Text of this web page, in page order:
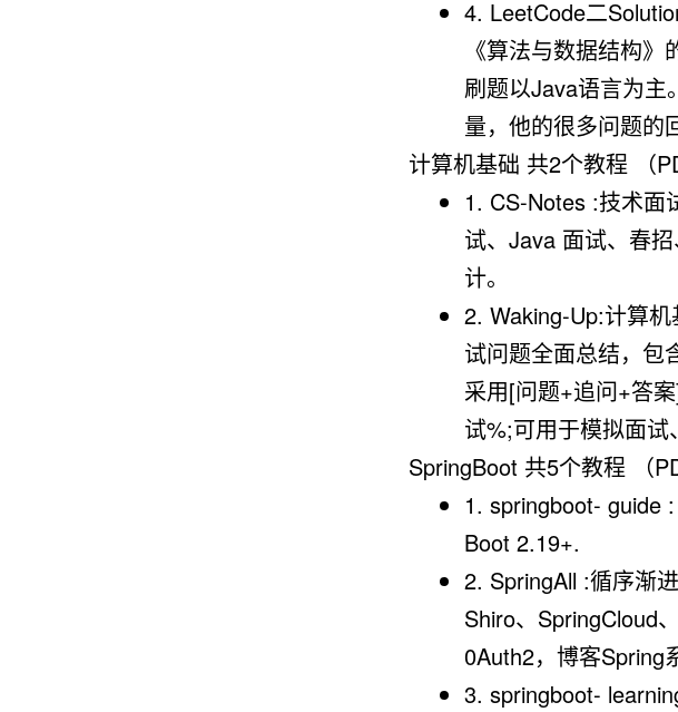
4. LeetCode二
《算法与数据结构》
刷题以Java语言为主
量，他的很多问题的
计算机基础 共2个教程 （
1. CS-Notes :技术面
试、Java 面试、春
计。
2. Waking-Up:计算
试问题全面总结，包
采用[问题+追问+答
试%;可用于模拟面
SpringBoot 共5个教程 （
1. springboot- guide
Boot 2.19+.
2. SpringAll :循序渐
Shiro、SpringCloud
0Auth2，博客Spring
3. springboot-